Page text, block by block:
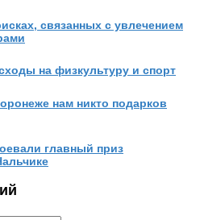
связанных с увлечением
на физкультуру и спорт
нам никто подарков
главный приз